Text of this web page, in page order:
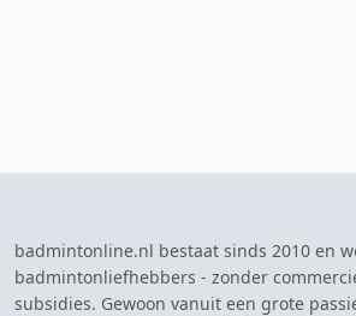
badmintonline.nl bestaat sinds 2010 en
badmintonliefhebbers - zonder
subsidies. Gewoon vanuit een grote